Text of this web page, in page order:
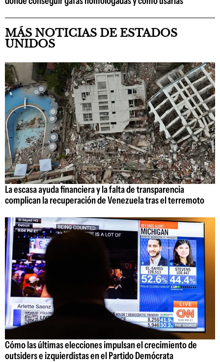
MÁS NOTICIAS DE ESTADOS
UNIDOS
La escasa ayuda financiera y la falta de transparencia
complican la recuperación de Venezuela tras el terremoto
Cómo las últimas elecciones impulsan el crecimiento de
outsiders e izquierdistas en el Partido Demócrata